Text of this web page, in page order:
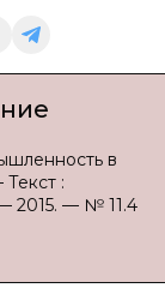
в
:
2015. — № 11.4